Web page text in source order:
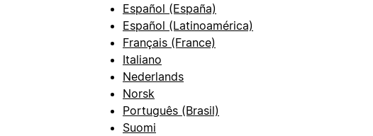
Español (España)
Español (Latinoamérica)
Français (France)
Italiano
Nederlands
Norsk
Português (Brasil)
Suomi